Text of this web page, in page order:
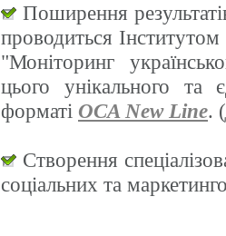
Поширення
проводиться Інститутом
"Моніторинг
цього унікального та
форматі OCA New Line. (
Створення
соціальних та